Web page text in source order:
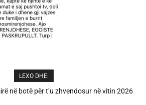
LEXO DHE:
mes Selin dhe Kristit? Veprimi i fundit i ish-